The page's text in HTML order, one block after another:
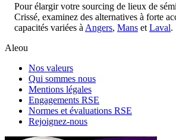
Pour élargir votre sourcing de lieux de
Crissé, examinez des alternatives à forte
capacités variées à Angers, Mans et Laval.
Aleou
Nos valeurs
Qui sommes nous
Mentions légales
Engagements RSE
Normes et évaluations RSE
Rejoignez-nous